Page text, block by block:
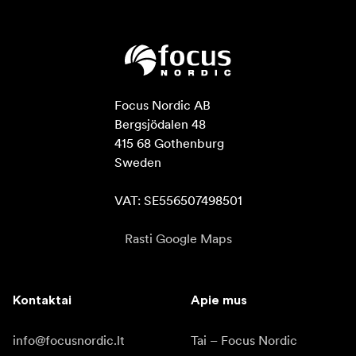
Focus Nordic AB
Bergsjödalen 48
415 68 Gothenburg
Sweden
VAT: SE556507498501
Rasti Google Maps
Kontaktai
info@focusnordic.lt
Apie mus
Tai – Focus Nordic